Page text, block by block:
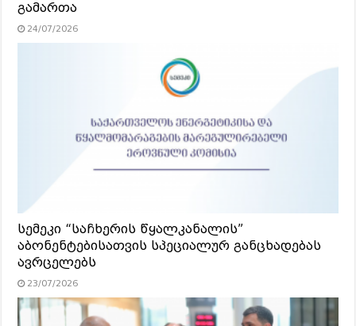
გამართა
24/07/2026
სემეკი “საჩხერის წყალკანალის”
აბონენტებისათვის სპეციალურ განცხადებას
ავრცელებს
23/07/2026